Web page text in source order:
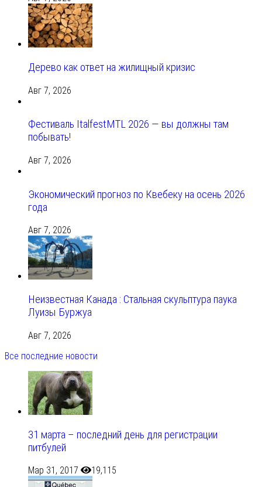
Дерево как ответ на жилищный кризис
Авг 7, 2026
Фестиваль ItalfestMTL 2026 — вы должны там
побывать!
Авг 7, 2026
Экономический прогноз по Квебеку на осень 2026
года
Авг 7, 2026
Неизвестная Канада : Стальная скульптура паука
Луизы Буржуа
Авг 7, 2026
Все последние новости
31 марта – последний день для регистрации
питбулей
Мар 31, 2017 19,115